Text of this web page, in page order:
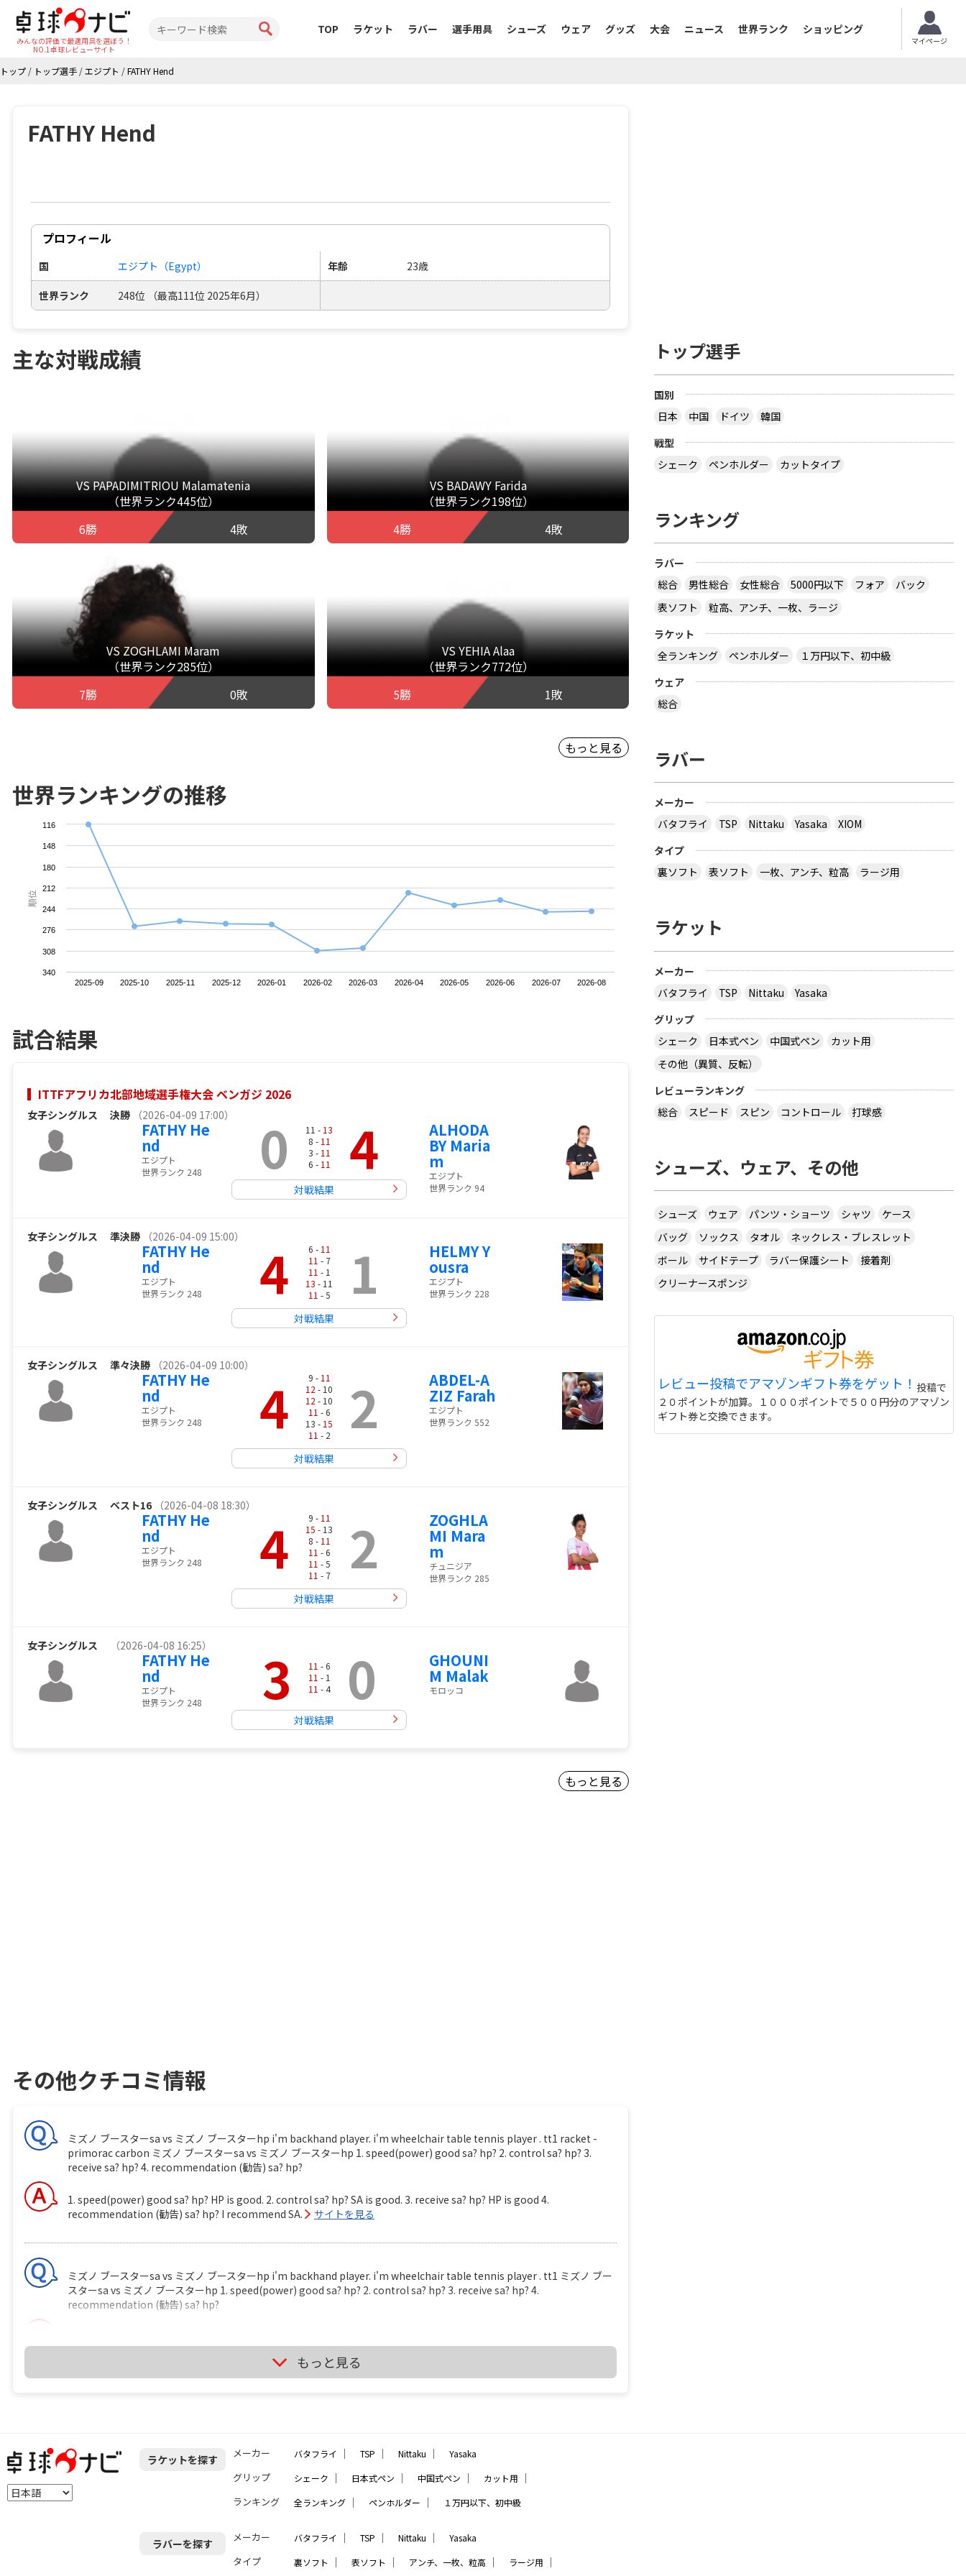
みんなの評価で最適用具を選ぼう！
NO.1卓球レビューサイト
TOP ラケット ラバー 選手用具 シューズ ウェア グッズ 大会 ニュース 世界ランク ショッピング
マイページ
トップ / トップ選手 /エジプト /FATHY Hend
FATHY Hend
プロフィール
国 エジプト（Egypt） 年齢 23歳
世界ランク 248位 （最高111位 2025年6月）
主な対戦成績
VS PAPADIMITRIOU Malamatenia
（世界ランク445位）
6勝
4敗
VS BADAWY Farida
（世界ランク198位）
4勝
4敗
VS ZOGHLAMI Maram
（世界ランク285位）
7勝
0敗
VS YEHIA Alaa
（世界ランク772位）
5勝
1敗
もっと見る
世界ランキングの推移
順位
2025-09 2025-10 2025-11 2025-12 2026-01 2026-02 2026-03 2026-04 2026-05 2026-06 2026-07 2026-08
116
148
180
212
244
276
308
340
試合結果
ITTFアフリカ北部地域選手権大会 ベンガジ 2026
女子シングルス 決勝 （2026-04-09 17:00）
FATHY He
nd
エジプト
世界ランク 248
0 11 - 13
8 - 11
3 - 11
6 - 11 4
対戦結果
ALHODA
BY Maria
m
エジプト
世界ランク 94
女子シングルス 準決勝 （2026-04-09 15:00）
FATHY He
nd
エジプト
世界ランク 248
4 6 - 11
11 - 7
11 - 1
13 - 11
11 - 5 1
対戦結果
HELMY Y
ousra
エジプト
世界ランク 228
女子シングルス 準々決勝 （2026-04-09 10:00）
FATHY He
nd
エジプト
世界ランク 248
4 9 - 11
12 - 10
12 - 10
11 - 6
13 - 15
11 - 2 2
対戦結果
ABDEL-A
ZIZ Farah
エジプト
世界ランク 552
女子シングルス ベスト16 （2026-04-08 18:30）
FATHY He
nd
エジプト
世界ランク 248
4 9 - 11
15 - 13
8 - 11
11 - 6
11 - 5
11 - 7 2
対戦結果
ZOGHLA
MI Mara
m
チュニジア
世界ランク 285
女子シングルス （2026-04-08 16:25）
FATHY He
nd
エジプト
世界ランク 248
3 11 - 6
11 - 1
11 - 4 0
対戦結果
GHOUNI
M Malak
モロッコ
もっと見る
その他クチコミ情報
ミズノ ブースターsa vs ミズノ ブースターhp i'm backhand player. i'm wheelchair table tennis player . tt1 racket -
primorac carbon ミズノ ブースターsa vs ミズノ ブースターhp 1. speed(power) good sa? hp? 2. control sa? hp? 3.
receive sa? hp? 4. recommendation (勧告) sa? hp?
1. speed(power) good sa? hp? HP is good. 2. control sa? hp? SA is good. 3. receive sa? hp? HP is good 4.
recommendation (勧告) sa? hp? I recommend SA.
サイトを見る
ミズノ ブースターsa vs ミズノ ブースターhp i'm backhand player. i'm wheelchair table tennis player . tt1 ミズノ ブー
スターsa vs ミズノ ブースターhp 1. speed(power) good sa? hp? 2. control sa? hp? 3. receive sa? hp? 4.
recommendation (勧告) sa? hp?
carbon fibre, glass fibre or compressed paper, but shall not be thicker than 7.5% of the total thickness or
0.35mm, whichever is the smaller. 少なくとも、ブレード（ボールを打つ、平らな部分）の厚さで 85% は天然木材でな
くてはならない。ブレードの接着層はカーボンファイバー、グラスファイバー あるいは 圧縮紙などの線維状物質（線維
材）で補強しても構わないが、全体の厚さの7.5% あるいは 0.35mm いずれも超えてはならない ――――――――――――――――――――――――― を読み、疑問だったの
は 「２つある文のうち、２つ目は不要じゃない？」 ってことでした ブレードの厚さで 85% は天然木材でなくてはならな
下 になるので、わざわざ書くこともないだろう？ ということです でも、2枚合板なら接着層 15% もありえますね 【質
問】 （１）卓球のラケットに２枚合板なんてあるの？ （２）ペンラケットで フォア面に近い所に 厚い接着層を入れる想
もっと見る
トップ選手
国別
日本
中国 ドイツ
韓国
戦型
シェーク
ペンホルダー カットタイプ
ランキング
ラバー
総合
男性総合 女性総合 5000円以下 フォア
バック
表ソフト
粒高、アンチ、一枚、ラージ
ラケット
全ランキング
ペンホルダー
１万円以下、初中級
ウェア
総合
ラバー
メーカー
バタフライ
TSP Nittaku Yasaka
XIOM
タイプ
裏ソフト
表ソフト 一枚、アンチ、粒高 ラージ用
ラケット
メーカー
バタフライ
TSP Nittaku
Yasaka
グリップ
シェーク
日本式ペン 中国式ペン
カット用
その他（異質、反転）
レビューランキング
総合
スピード スピン コントロール 打球感
シューズ、ウェア、その他
シューズ ウェア パンツ・ショーツ シャツ
ケース
バッグ
ソックス タオル
ネックレス・ブレスレット
ボール
サイドテープ ラバー保護シート
接着剤
クリーナースポンジ
レビュー投稿でアマゾンギフト券をゲット！ 投稿で
２０ポイントが加算。１０００ポイントで５００円分のアマゾン
ギフト券と交換できます。
ラケットを探す メーカー バタフライ ｜ TSP ｜ Nittaku ｜ Yasaka
グリップ シェーク ｜ 日本式ペン ｜ 中国式ペン ｜ カット用 ｜
ランキング 全ランキング ｜ ペンホルダー ｜ １万円以下、初中級
ラバーを探す メーカー バタフライ ｜ TSP ｜ Nittaku ｜ Yasaka
タイプ 裏ソフト ｜ 表ソフト ｜ アンチ、一枚、粒高 ｜ ラージ用 ｜